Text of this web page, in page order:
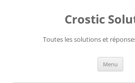
Crostic
Toutes les solutions et
Menu